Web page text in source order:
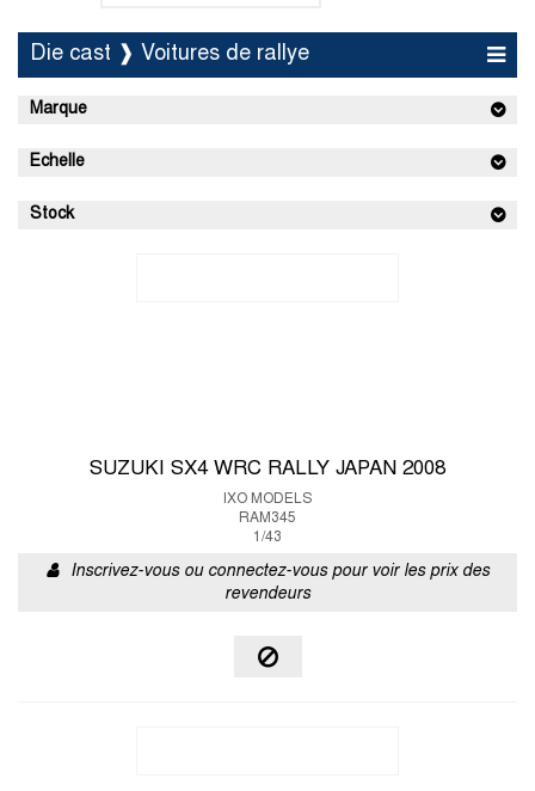
Die cast ❱ Voitures de rallye
Marque
Echelle
Stock
SUZUKI SX4 WRC RALLY JAPAN 2008
IXO MODELS
RAM345
1/43
Inscrivez-vous ou connectez-vous pour voir les prix des
revendeurs